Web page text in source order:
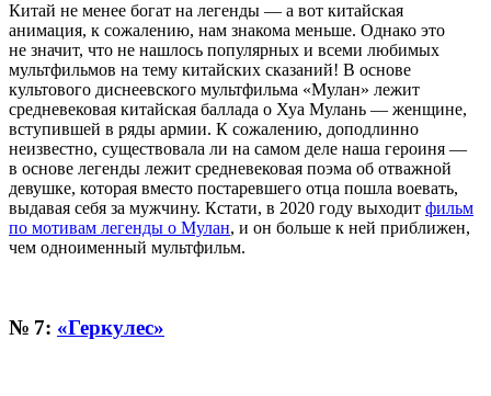
Китай не менее богат на легенды — а вот китайская
анимация, к сожалению, нам знакома меньше. Однако это
не значит, что не нашлось популярных и всеми любимых
мультфильмов на тему китайских сказаний! В основе
культового диснеевского мультфильма «Мулан» лежит
средневековая китайская баллада о Хуа Мулань — женщине,
вступившей в ряды армии. К сожалению, доподлинно
неизвестно, существовала ли на самом деле наша героиня —
в основе легенды лежит средневековая поэма об отважной
девушке, которая вместо постаревшего отца пошла воевать,
выдавая себя за мужчину. Кстати, в 2020 году выходит фильм
по мотивам легенды о Мулан, и он больше к ней приближен,
чем одноименный мультфильм.
№ 7: «Геркулес»